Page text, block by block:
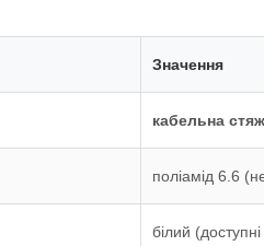
Значення
кабельна
поліамід 6.6
білий